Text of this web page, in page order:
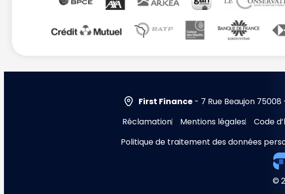
First Finance - 7 Rue Beaujon
Réclamation
Mentions légales Code
Politique de traitement des données
©